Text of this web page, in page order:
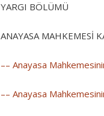
YARGI BÖLÜMÜ
ANAYASA MAHKEMESİ
–– Anayasa
–– Anayasa